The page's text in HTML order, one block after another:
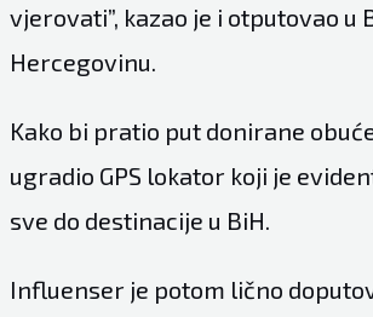
vjerovati”, kazao je i otputovao u
Hercegovinu.
Kako bi pratio put donirane
ugradio GPS lokator koji je
sve do destinacije u BiH.
Influenser je potom lično